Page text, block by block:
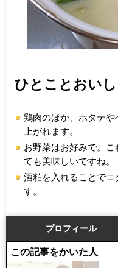
ひとことおい
鶏肉のほか、ホタテ
上がれます。
お野菜はお好みで。
ても美味しいですね。
酒粕を入れることで
す。
プロフィール
この記事をかいた人